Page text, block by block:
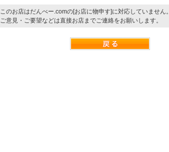
このお店はだんべー.comの[お店に物申す]に対応していません。
ご意見・ご要望などは直接お店までご連絡をお願いします。